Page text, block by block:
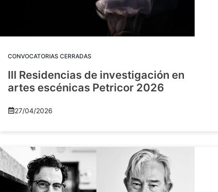
CONVOCATORIAS CERRADAS
III Residencias de investigación en
artes escénicas Petricor 2026
27/04/2026